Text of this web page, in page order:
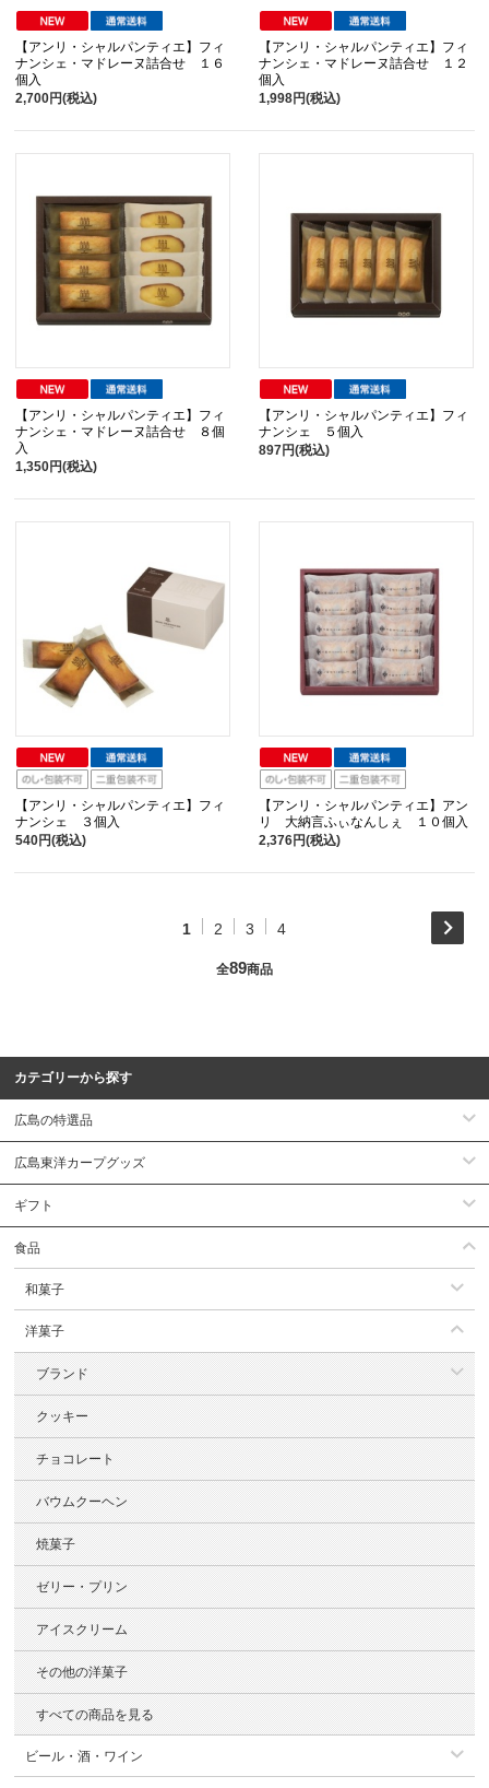
【アンリ・シャルパンティエ】フィ
ナンシェ・マドレーヌ詰合せ １６
個入
2,700円(税込)
【アンリ・シャルパンティエ】フィ
ナンシェ・マドレーヌ詰合せ １２
個入
1,998円(税込)
【アンリ・シャルパンティエ】フィ
ナンシェ・マドレーヌ詰合せ ８個
入
1,350円(税込)
【アンリ・シャルパンティエ】フィ
ナンシェ ５個入
897円(税込)
【アンリ・シャルパンティエ】フィ
ナンシェ ３個入
540円(税込)
【アンリ・シャルパンティエ】アン
リ 大納言ふぃなんしぇ １０個入
2,376円(税込)
1 2 3 4
全89商品
カテゴリーから探す
広島の特選品
広島東洋カープグッズ
ギフト
食品
和菓子
洋菓子
ブランド
クッキー
チョコレート
バウムクーヘン
焼菓子
ゼリー・プリン
アイスクリーム
その他の洋菓子
すべての商品を見る
ビール・酒・ワイン